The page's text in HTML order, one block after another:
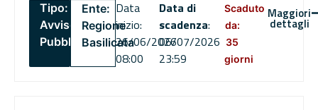
Tipo:
Avviso
Pubblico
Ente:
Regione
Basilicata
Data
inizio:
26/06/2026
08:00
Data di
scadenza:
06/07/2026
23:59
Scaduto
da:
35
giorni
Maggiori
dettagli